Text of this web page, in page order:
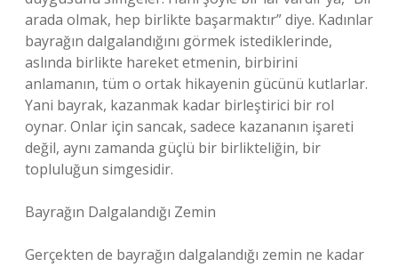
arada olmak, hep birlikte başarmaktır” diye. Kadınlar
bayrağın dalgalandığını görmek istediklerinde,
aslında birlikte hareket etmenin, birbirini
anlamanın, tüm o ortak hikayenin gücünü kutlarlar.
Yani bayrak, kazanmak kadar birleştirici bir rol
oynar. Onlar için sancak, sadece kazananın işareti
değil, aynı zamanda güçlü bir birlikteliğin, bir
topluluğun simgesidir.
Bayrağın Dalgalandığı Zemin
Gerçekten de bayrağın dalgalandığı zemin ne kadar